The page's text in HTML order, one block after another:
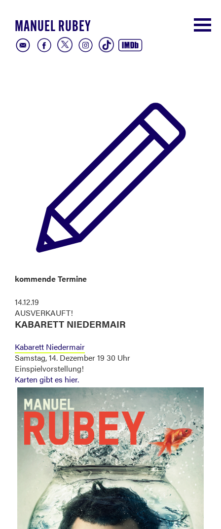
MANUEL RUBEY
kommende Termine
14.12.19
AUSVERKAUFT!
KABARETT NIEDERMAIR
Kabarett Niedermair
Samstag, 14. Dezember 19 30 Uhr
Einspielvorstellung!
Karten gibt es hier.